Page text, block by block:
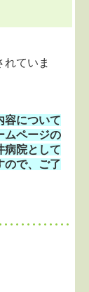
ていま
容について
ムページの
病院として
ので、ご了